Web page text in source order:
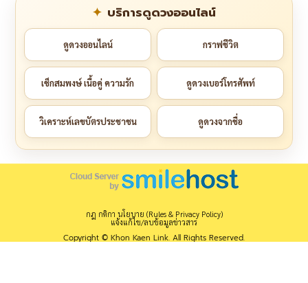
บริการดูดวงออนไลน์
ดูดวงออนไลน์ กราฟชีวิต
เช็กสมพงษ์ เนื้อคู่ ความรัก ดูดวงเบอร์โทรศัพท์
วิเคราะห์เลขบัตรประชาชน ดูดวงจากชื่อ
กฎ กติกา นโยบาย (Rules & Privacy Policy)
แจ้งแก้ไข/ลบข้อมูลข่าวสาร
Copyright © Khon Kaen Link. All Rights Reserved.